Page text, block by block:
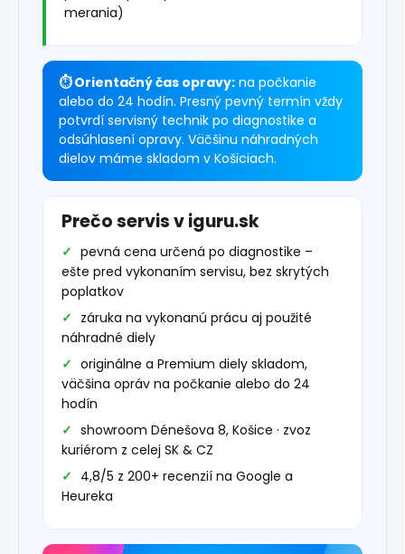
merania)
⏱ Orientačný čas opravy: na počkanie
alebo do 24 hodín. Presný pevný termín vždy
potvrdí servisný technik po diagnostike a
odsúhlasení opravy. Väčšinu náhradných
dielov máme skladom v Košiciach.
Prečo servis v iguru.sk
pevná cena určená po diagnostike –
ešte pred vykonaním servisu, bez skrytých
poplatkov
záruka na vykonanú prácu aj použité
náhradné diely
originálne a Premium diely skladom,
väčšina opráv na počkanie alebo do 24
hodín
showroom Dénešova 8, Košice · zvoz
kuriérom z celej SK & CZ
4,8/5 z 200+ recenzií na Google a
Heureka